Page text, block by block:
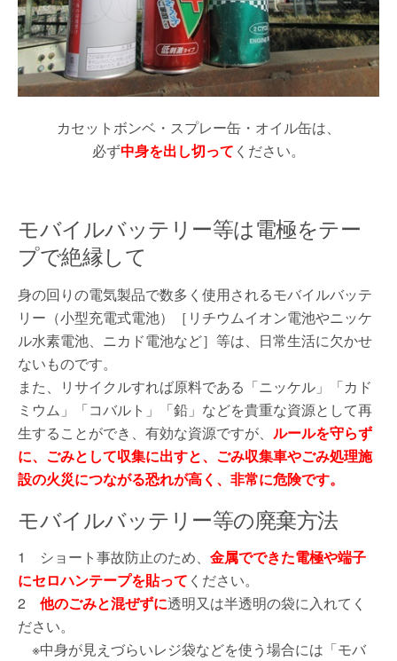
カセットボンベ・スプレー缶・オイル缶は、
必ず中身を出し切って ください。
モバイルバッテリー等は電極をテー
プで絶縁して
身の回りの電気製品で数多く使用されるモバイルバッテ
リー（小型充電式電池）［リチウムイオン電池やニッケ
ル水素電池、ニカド電池など］等は、日常生活に欠かせ
ないものです。
また、リサイクルすれば原料である「ニッケル」「カド
ミウム」「コバルト」「鉛」などを貴重な資源として再
生することができ、有効な資源ですが、 ルールを守らず
に、ごみとして収集に出すと、ごみ収集車やごみ処理施
設の火災につながる恐れが高く、非常に危険です。
モバイルバッテリー等の廃棄方法
1 ショート事故防止のため、 金属でできた電極や端子
にセロハンテープを貼って ください。
2 他のごみと混ぜずに透明又は半透明の袋に入れてく
ださい。
※中身が見えづらいレジ袋などを使う場合には「モバ